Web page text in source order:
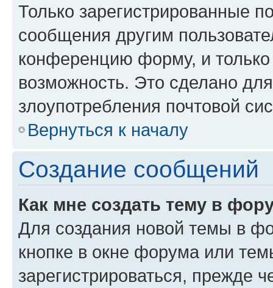
Только зарегистрированные
сообщения другим
конференцию форму, и
возможность. Это сделано
злоупотребления почтовой
Вернуться к началу
Создание сообщений
Как мне создать тему в
Для создания новой темы в
кнопке в окне форума или
зарегистрироваться, прежде